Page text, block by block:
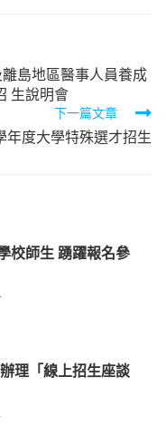
島地區醫事人員養成
生說明會
下一篇文章
度大學特殊選才招生
校師生 踴躍報名參
理「線上招生座談